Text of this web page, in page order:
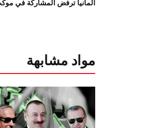
ألمانيا ترفض المشاركة في
مواد مشابهة